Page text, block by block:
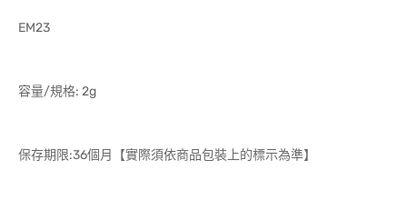
EM23
容量/規格: 2g
保存期限:36個月【實際須依商品包裝上的標示為準】